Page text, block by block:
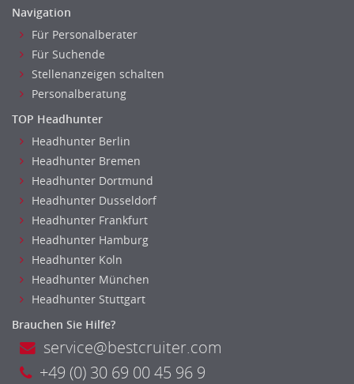
Gesundheits- und Krankenpflege
Hebamme, Entbindungshelfer
Physiotherapie
Sanitätsdienst, ambulanter Dienst
Strahlentherapie
Außendienst
Immobilienmakler
Innendienst, Sachbearbeitung
Kundenservice
Vertrieb & Verkauf Leitung, Teamleitung
Pharmaberater
Pre-Sales
Navigation
Für Personalberater
Für Suchende
Stellenanzeigen schalten
Personalberatung
TOP Headhunter
Headhunter Berlin
Headhunter Bremen
Headhunter Dortmund
Headhunter Dusseldorf
Headhunter Frankfurt
Headhunter Hamburg
Headhunter Koln
Headhunter München
Headhunter Stuttgart
Brauchen Sie Hilfe?
service@bestcruiter.com
+49 (0) 30 69 00 45 96 9